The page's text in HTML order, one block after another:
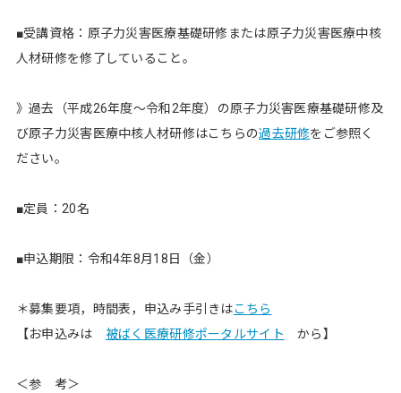
■受講資格：原子力災害医療基礎研修または原子力災害医療中核
人材研修を修了していること。
》過去（平成26年度～令和2年度）の原子力災害医療基礎研修及
び原子力災害医療中核人材研修はこちらの過去研修をご参照く
ださい。
■定員：20名
■申込期限：令和4年8月18日（金）
＊募集要項，時間表，申込み手引きはこちら
【お申込みは 被ばく医療研修ポータルサイト から】
＜参 考＞